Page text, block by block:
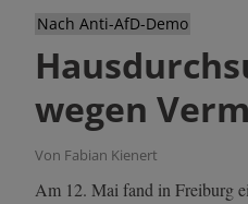
Nach Anti-AfD-Demo
wegen
Von Fabian Kienert
Am 12. Mai fand in Freiburg